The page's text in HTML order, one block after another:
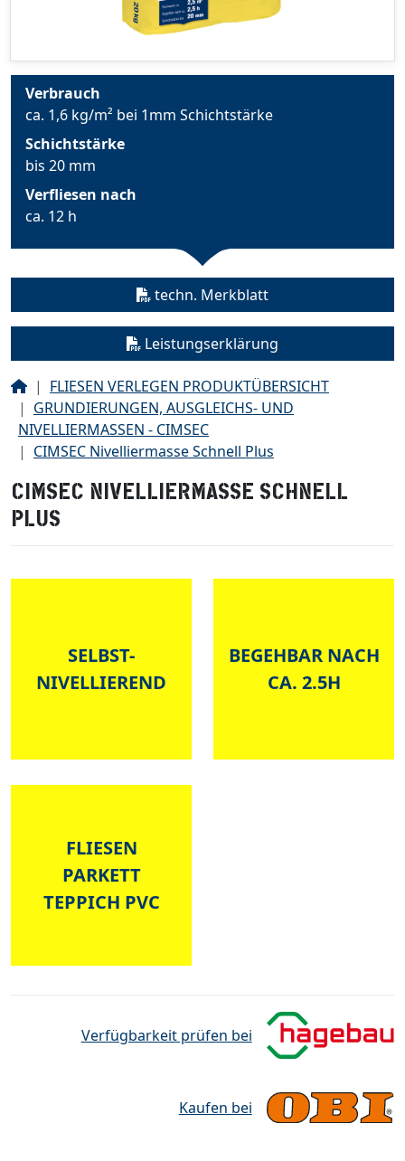
Verbrauch
ca. 1,6 kg/m² bei 1mm Schichtstärke
Schichtstärke
bis 20 mm
Verfliesen nach
ca. 12 h
techn. Merkblatt
Leistungserklärung
StartFLIESEN VERLEGEN PRODUKTÜBERSICHT
GRUNDIERUNGEN, AUSGLEICHS- UND
NIVELLIERMASSEN - CIMSEC
CIMSEC Nivelliermasse Schnell Plus
CIMSEC NIVELLIERMASSE SCHNELL
PLUS
SELBST-
NIVELLIEREND
BEGEHBAR NACH
CA. 2.5H
FLIESEN
PARKETT
TEPPICH PVC
Verfügbarkeit prüfen bei
Kaufen bei